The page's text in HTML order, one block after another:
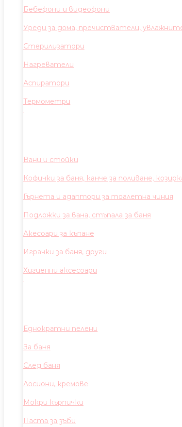
Бебефони и видеофони
Уреди за дома, пречистватели,
Стерилизатори
Нагреватели
Аспиратори
Термометри
Вани и стойки
Кофички за баня, канче за поливане,
Гърнета и адаптори за тоалетна чиния
Подложки за вана, стъпала за баня
Акесоари за къпане
Играчки за баня, други
Хигиенни аксесоари
Еднократни пелени
За баня
След баня
Лосиони, кремове
Мокри кърпички
Паста за зъби